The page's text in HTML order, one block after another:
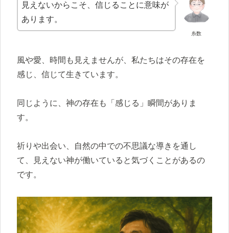
糸数
見えないからこそ、信じることに意味が
あります。
風や愛、時間も見えませんが、私たちはその存在を
感じ、信じて生きています。
同じように、神の存在も「感じる」瞬間がありま
す。
祈りや出会い、自然の中での不思議な導きを通し
て、見えない神が働いていると気づくことがあるの
です。